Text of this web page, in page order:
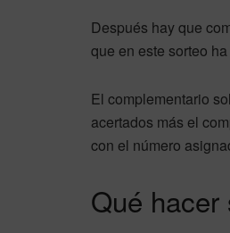
Después hay que
que en este sorteo
El complementario
acertados más el
con el número
Qué